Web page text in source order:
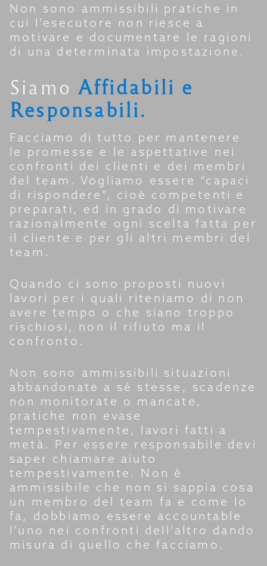
Non sono ammissibili pratiche in
cui l’esecutore non riesce a
motivare e documentare le ragioni
di una determinata impostazione.
SiamoAffidabili e
Responsabili.
Facciamo di tutto per mantenere
le promesse e le aspettative nei
confronti dei clienti e dei membri
del team. Vogliamo essere “capaci
di rispondere”, cioè competenti e
preparati, ed in grado di motivare
razionalmente ogni scelta fatta per
il cliente e per gli altri membri del
team.
Quando ci sono proposti nuovi
lavori per i quali riteniamo di non
avere tempo o che siano troppo
rischiosi, non il rifiuto ma il
confronto.
Non sono ammissibili situazioni
abbandonate a sé stesse, scadenze
non monitorate o mancate,
pratiche non evase
tempestivamente, lavori fatti a
metà. Per essere responsabile devi
saper chiamare aiuto
tempestivamente. Non è
ammissibile che non si sappia cosa
un membro del team fa e come lo
fa, dobbiamo essere accountable
l’uno nei confronti dell’altro dando
misura di quello che facciamo.